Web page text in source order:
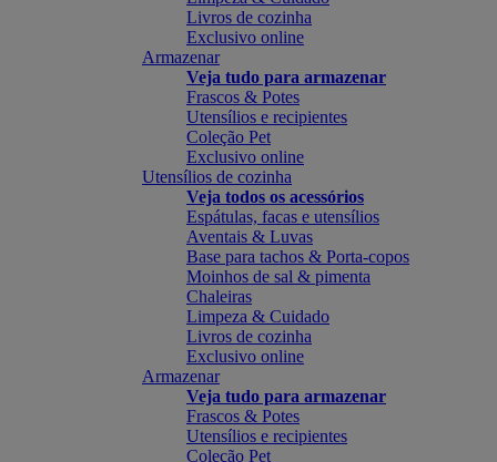
Livros de cozinha
Exclusivo online
Armazenar
Veja tudo para armazenar
Frascos & Potes
Utensílios e recipientes
Coleção Pet
Exclusivo online
Utensílios de cozinha
Veja todos os acessórios
Espátulas, facas e utensílios
Aventais & Luvas
Base para tachos & Porta-copos
Moinhos de sal & pimenta
Chaleiras
Limpeza & Cuidado
Livros de cozinha
Exclusivo online
Armazenar
Veja tudo para armazenar
Frascos & Potes
Utensílios e recipientes
Coleção Pet